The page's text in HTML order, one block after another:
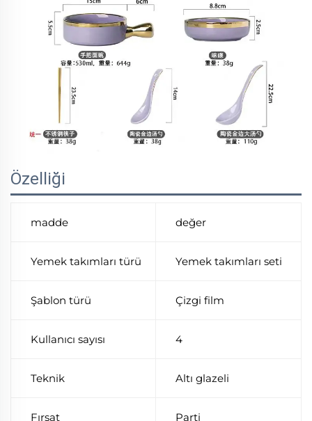
Özelliği
madde değer
Yemek takımları türü Yemek takımları seti
Şablon türü Çizgi film
Kullanıcı sayısı 4
Teknik Altı glazeli
Fırsat Parti